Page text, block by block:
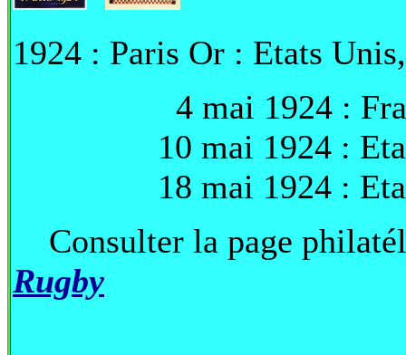
1924 : Paris Or : Etats
4 mai 1924 : France
10 mai 1924 : Etats
18 mai 1924 : Etats
Consulter la page
Rugby